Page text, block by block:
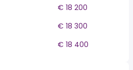
€ 18 200
€ 18 300
€ 18 400